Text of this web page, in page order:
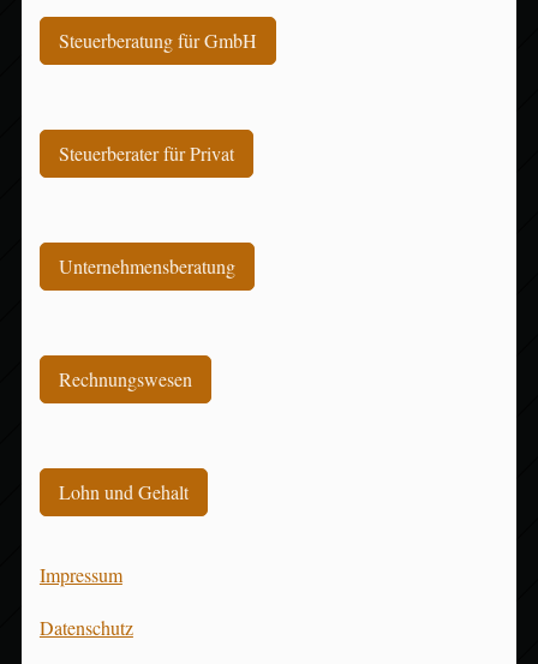
Steuerberatung für GmbH
Steuerberater für Privat
Unternehmensberatung
Rechnungswesen
Lohn und Gehalt
Impressum
Datenschutz